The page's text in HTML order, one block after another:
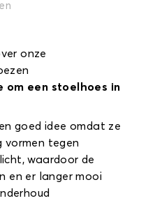
onze
om een stoelhoes in
goed idee omdat ze
vormen tegen
waardoor de
en er langer mooi